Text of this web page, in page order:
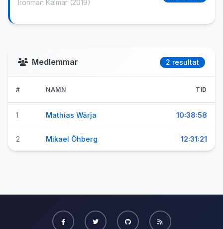
Ironman Kalmar (2019)
Medlemmar 2 resultat
# NAMN TID
1 Mathias Wärja 10:38:58
2 Mikael Öhberg 12:31:21